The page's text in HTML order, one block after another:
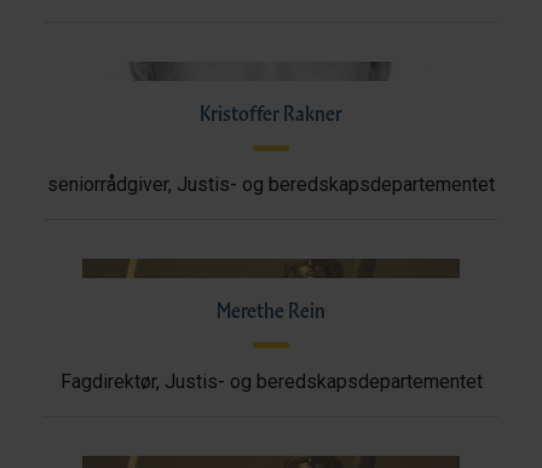
Kristoffer Rakner
seniorrådgiver, Justis- og beredskapsdepartementet
Merethe Rein
Fagdirektør, Justis- og beredskapsdepartementet